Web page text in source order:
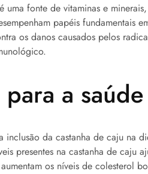
uma fonte de vitaminas e
papéis fundamentais
os danos causados pelos
a
inclusão da castanha de caju na
presentes na castanha de caju
os níveis de colesterol